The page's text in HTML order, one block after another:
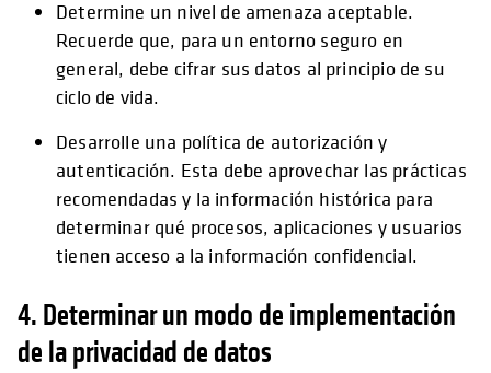
Determine un nivel de amenaza aceptable.
Recuerde que, para un entorno seguro en
general, debe cifrar sus datos al principio de su
ciclo de vida.
Desarrolle una política de autorización y
autenticación. Esta debe aprovechar las prácticas
recomendadas y la información histórica para
determinar qué procesos, aplicaciones y usuarios
tienen acceso a la información confidencial.
4. Determinar un modo de implementación
de la privacidad de datos